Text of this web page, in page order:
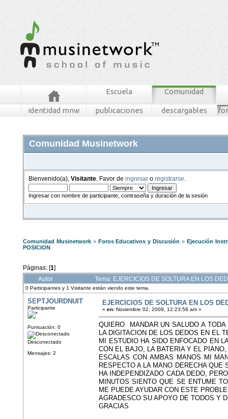
Escuela Comunidad
identidad mnw publicaciones descargables
Comunidad Musinetwork
Bienvenido(a), Visitante . Favor de ingresar o registrarse
Ingresar con nombre de participante, contraseña y duración de la sesión
Comunidad Musinetwork> Foros Educativos y Discusión > Ejecución
POSICION
Páginas: [1]
Autor
Tema: EJERCICIOS DE SOLTURA EN LOS
0 Participantes y 1 Visitante están viendo este tema.
SEPTJOURDNUIT
Participante
Puntuación: 0
Desconectado
Mensajes: 2
EJERCICIOS DE SOLTURA EN LOS
« en: Noviembre 02, 2009, 12:23:58 am »
QUIERO MANDAR UN SALUDO A
LA DIGITACION DE LOS DEDOS EN EL
MI ESTUDIO HA SIDO ENFOCADO EN
CON EL BAJO, LA BATERIA Y EL
ESCALAS CON AMBAS MANOS MI
RESPECTO A LA MANO DERECHA
HA INDEPENDIZADO CADA DEDO,
MINUTOS SIENTO QUE SE ENTUME
ME PUEDE AYUDAR CON ESTE
AGRADESCO SU APOYO DE TODOS Y
GRACIAS